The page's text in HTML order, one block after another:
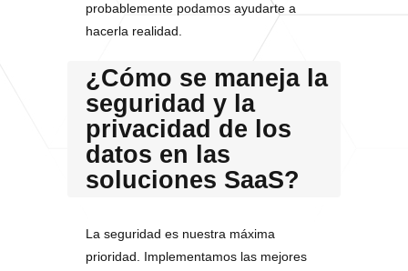
probablemente podamos ayudarte a
hacerla realidad.
¿Cómo se maneja la
seguridad y la
privacidad de los
datos en las
soluciones SaaS?
La seguridad es nuestra máxima
prioridad. Implementamos las mejores